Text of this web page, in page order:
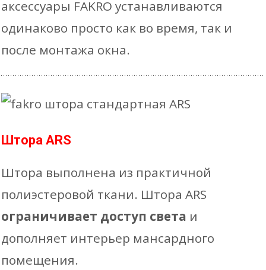
аксессуары FAKRO устанавливаются
одинаково просто как во время, так и
после монтажа окна.
Штора ARS
Штора выполнена из практичной
полиэстеровой ткани. Штора ARS
ограничивает доступ света и
дополняет интерьер мансардного
помещения.